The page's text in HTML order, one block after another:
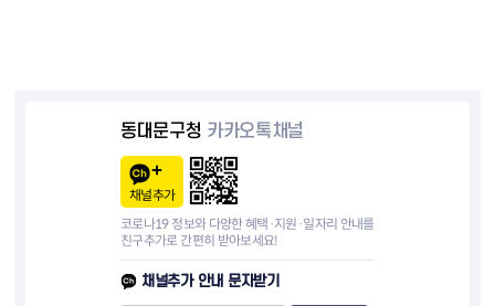
동대문구청 카카오톡채널
채널추가
코로나19 정보와 다양한 혜택·지원·일자리 안내를
친구추가로 간편히 받아보세요!
채널추가 안내 문자받기